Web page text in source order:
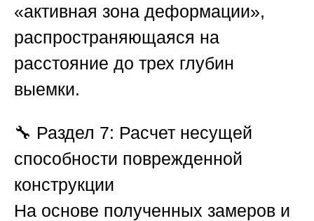
«активная зона деформации»,
распространяющаяся на
расстояние до трех глубин
выемки.
🔧 Раздел 7: Расчет несущей
способности поврежденной
конструкции
На основе полученных замеров и